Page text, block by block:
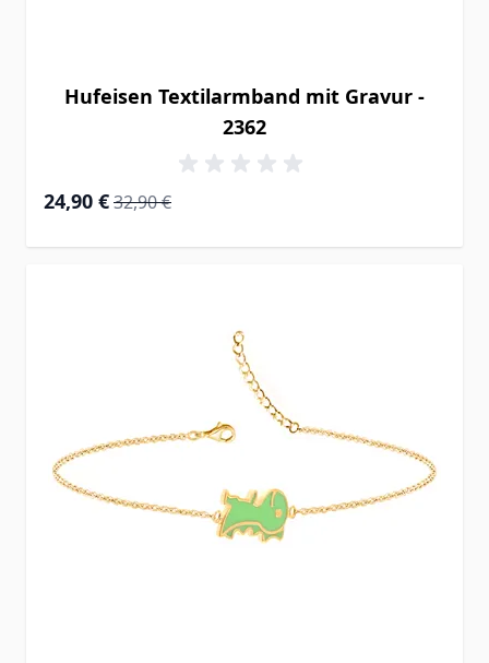
Hufeisen Textilarmband mit Gravur -
2362
Special Price
24,90 € Regular Price
32,90 €